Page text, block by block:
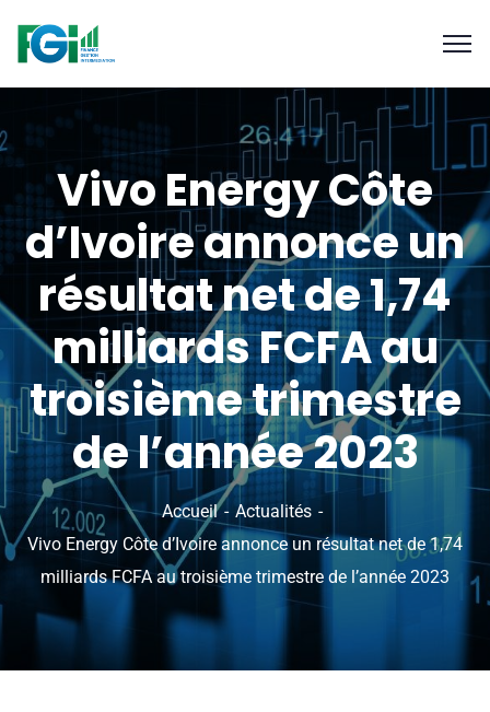
Vivo Energy Côte
d’Ivoire annonce un
résultat net de 1,74
milliards FCFA au
troisième trimestre
de l’année 2023
Accueil
Actualités
Vivo Energy Côte d’Ivoire annonce un résultat net de 1,74
milliards FCFA au troisième trimestre de l’année 2023